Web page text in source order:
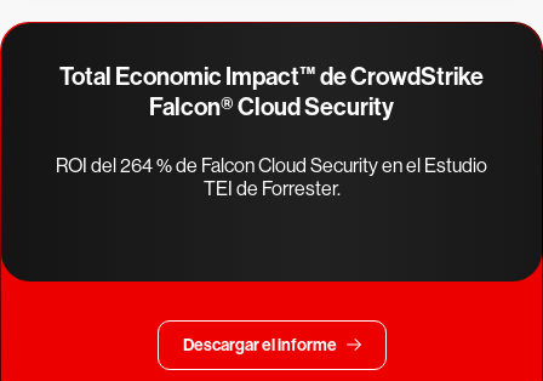
Total Economic Impact™ de CrowdStrike
Falcon® Cloud Security
ROI del 264 % de Falcon Cloud Security en el Estudio
TEI de Forrester.
Descargar el informe